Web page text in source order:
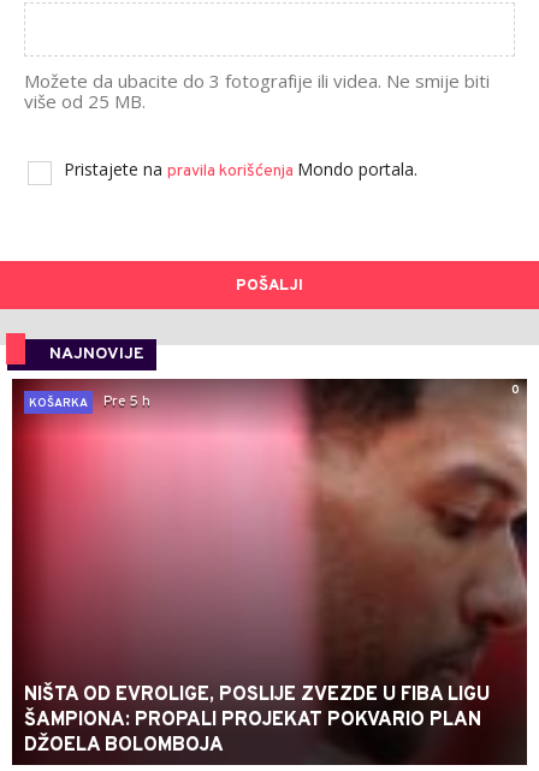
Možete da ubacite do 3 fotografije ili videa. Ne smije biti
više od 25 MB.
Pristajete na pravila korišćenja Mondo portala.
POŠALJI
NAJNOVIJE
0
KOŠARKA
Pre 5 h
NIŠTA OD EVROLIGE, POSLIJE ZVEZDE U FIBA LIGU
ŠAMPIONA: PROPALI PROJEKAT POKVARIO PLAN
DŽOELA BOLOMBOJA